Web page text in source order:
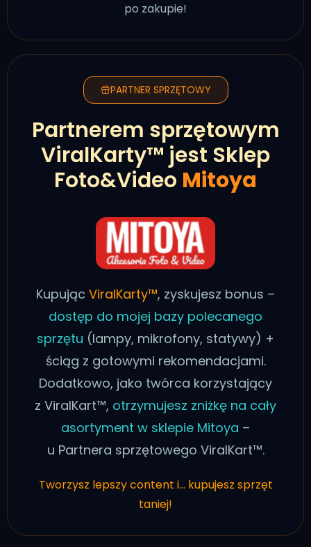
po zakupie!
PARTNER SPRZĘTOWY
Partnerem sprzętowym
ViralKarty™ jest Sklep
Foto&Video Mitoya
Kupując ViralKarty™, zyskujesz bonus –
dostęp do mojej bazy polecanego
sprzętu (lampy, mikrofony, statywy) +
ściąg z gotowymi rekomendacjami.
Dodatkowo, jako twórca korzystający
z ViralKart™, otrzymujesz zniżkę na cały
asortyment w sklepie Mitoya –
u Partnera sprzętowego ViralKart™.
Tworzysz lepszy content i… kupujesz sprzęt
taniej!